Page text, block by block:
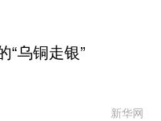
“乌铜走银”
新华网